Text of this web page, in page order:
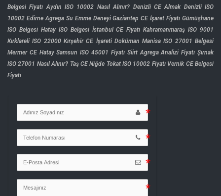
Belgesi Fiyatı Aydın ISO 10002 Nasıl Alınır? Denizli CE Almak Denizli ISO
10002 Edirne Agrega Su Emme Deneyi Gaziantep CE İşaret Fiyatı Gümüşhane
ISO Belgesi Hatay ISO Belgesi İstanbul CE Fiyatı Kahramanmaraş ISO 9001
Kırklareli ISO 22000 Kırşehir CE İşareti Doküman Manisa ISO 27001 Belgesi
Mermer CE Hatay Samsun ISO 45001 Fiyatı Siirt Agrega Analizi Fiyatı Şırnak
ISO 27001 Nasıl Alınır? Taş CE Niğde Tokat ISO 10002 Fiyatı Vernik CE Belgesi
Fiyatı